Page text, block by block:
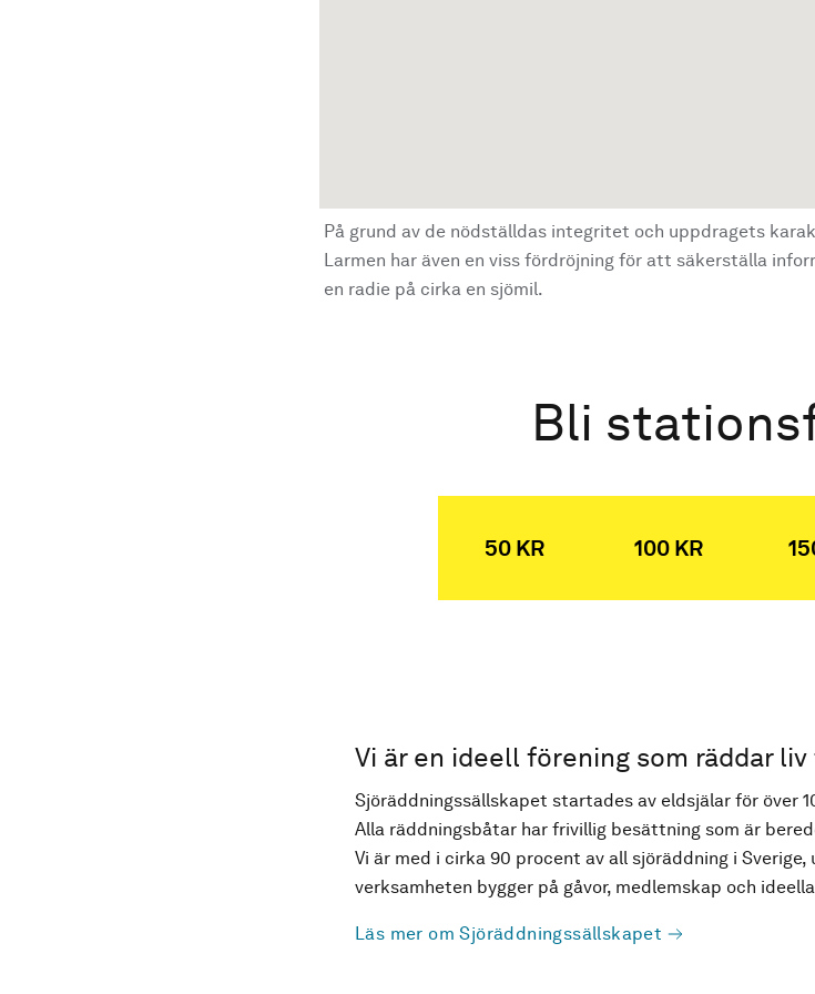
På grund av de nödställdas integritet och uppdragets
Larmen har även en viss fördröjning för att säkerställa
en radie på cirka en sjömil.
Bli
50 KR 100 KR
Vi är en ideell förening som räddar
Sjöräddningssällskapet startades av eldsjälar för över
Alla räddningsbåtar har frivillig besättning som är
Vi är med i cirka 90 procent av all sjöräddning i
verksamheten bygger på gåvor, medlemskap och
Läs mer om Sjöräddningssällskapet